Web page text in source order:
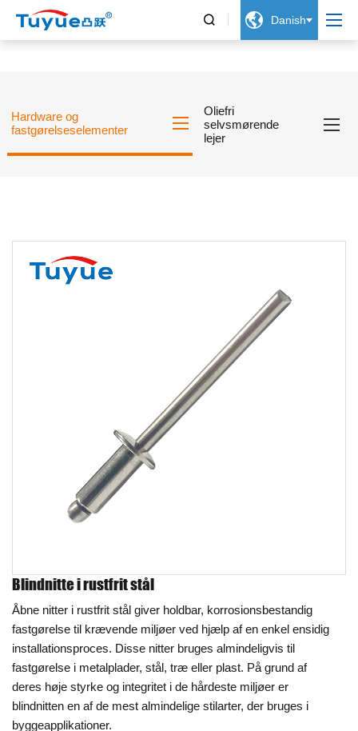
  Danish
Hardware og
fastgørelseselementer
Oliefri
selvsmørende
lejer
Blindnitte i rustfrit stål
Åbne nitter i rustfrit stål giver holdbar, korrosionsbestandig
fastgørelse til krævende miljøer ved hjælp af en enkel ensidig
installationsproces. Disse nitter bruges almindeligvis til
fastgørelse i metalplader, stål, træ eller plast. På grund af
deres høje styrke og integritet i de hårdeste miljøer er
blindnitten en af de mest almindelige stilarter, der bruges i
byggeapplikationer.